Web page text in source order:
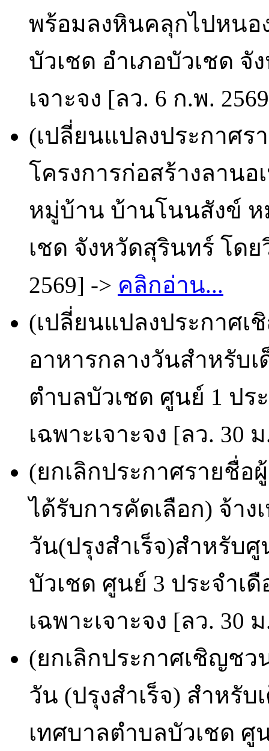
พร้อมลงหินคลุกไปหนอ
บัวเชด อำเภอบัวเชด จั
เจาะจง [ลว. 6 ก.พ.
(เปลี่ยนแปลงประกาศร
โครงการก่อสร้างลาน
หมู่บ้าน บ้านโนนสังข์ ห
เชด จังหวัดสุรินทร์ โดย
2569] -> คลิกอ่าน...
(เปลี่ยนแปลงประกาศเ
อาหารกลางวันสำหรับ
ตำบลบัวเชด ศูนย์ 1 ปร
เฉพาะเจาะจง [ลว. 30
(ยกเลิกประกาศรายชื่อ
ได้รับการคัดเลือก) จ้า
วัน(ปรุงสำเร็จ)สำหรับ
บัวเชด ศูนย์ 3 ประจำเ
เฉพาะเจาะจง [ลว. 30
(ยกเลิกประกาศเชิญชว
วัน (ปรุงสำเร็จ) สำหรั
เทศบาลตำบลบัวเชด ศู